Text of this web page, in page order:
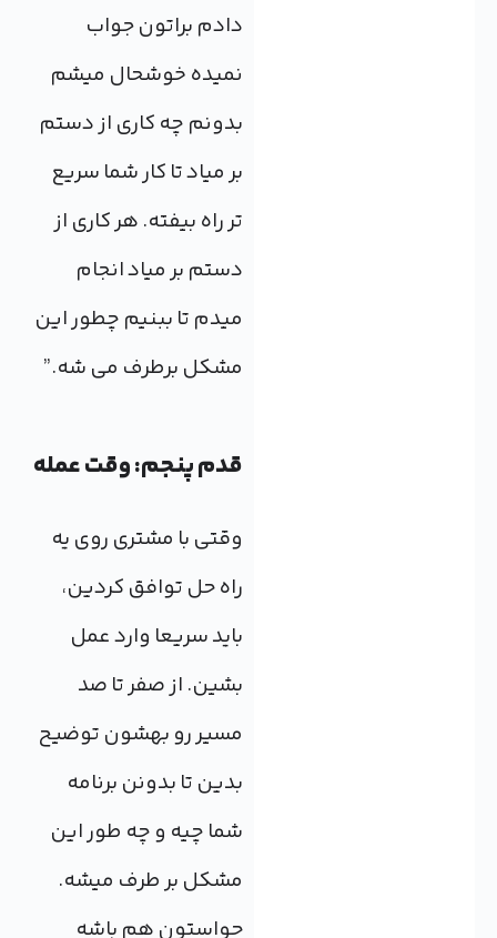
دادم براتون جواب
نمیده خوشحال میشم
بدونم چه کاری از دستم
بر میاد تا کار شما سریع
تر راه بیفته. هر کاری از
دستم بر میاد انجام
میدم تا ببنیم چطور این
مشکل برطرف می شه.”
قدم پنجم: وقت عمله
وقتی با مشتری روی یه
راه حل توافق کردین،
باید سریعا وارد عمل
بشین. از صفر تا صد
مسیر رو بهشون توضیح
بدین تا بدونن برنامه
شما چیه و چه طور این
مشکل بر طرف میشه.
حواستون هم باشه